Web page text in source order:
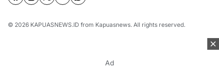
Ad
© 2026 KAPUASNEWS.ID from Kapuasnews. All rights reserved.